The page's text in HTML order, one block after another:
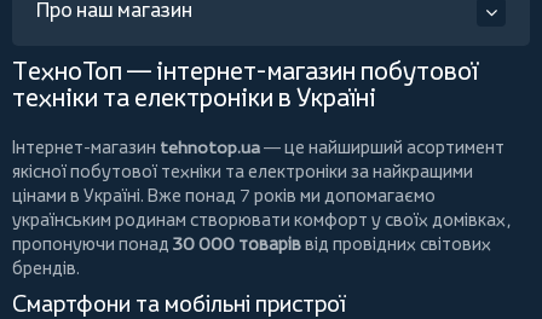
Про наш магазин
ТехноТоп — інтернет-магазин побутової
техніки та електроніки в Україні
Інтернет-магазин tehnotop.ua— це найширший асортимент
якісної побутової техніки та електроніки за найкращими
цінами в Україні. Вже понад 7 років ми допомагаємо
українським родинам створювати комфорт у своїх домівках,
пропонуючи понад 30 000 товаріввід провідних світових
брендів.
Смартфони та мобільні пристрої